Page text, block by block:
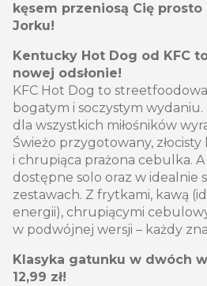
kęsem przeniosą Cię
Jorku!
Kentucky Hot Dog od KFC
nowej odsłonie!
KFC Hot Dog to
bogatym i soczystym
dla wszystkich miłośników
Świeżo przygotowany,
i chrupiąca prażona cebulka.
dostępne solo oraz w idealnie
zestawach. Z frytkami, kawą
energii), chrupiącymi
w podwójnej wersji – każdy
Klasyka gatunku w dwóch
12,99 zł!